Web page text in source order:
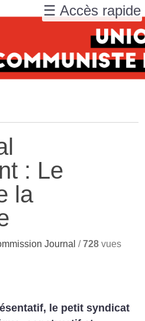
: Le
la
Journal /728 vues
le petit syndicat
☰ Accès rapide